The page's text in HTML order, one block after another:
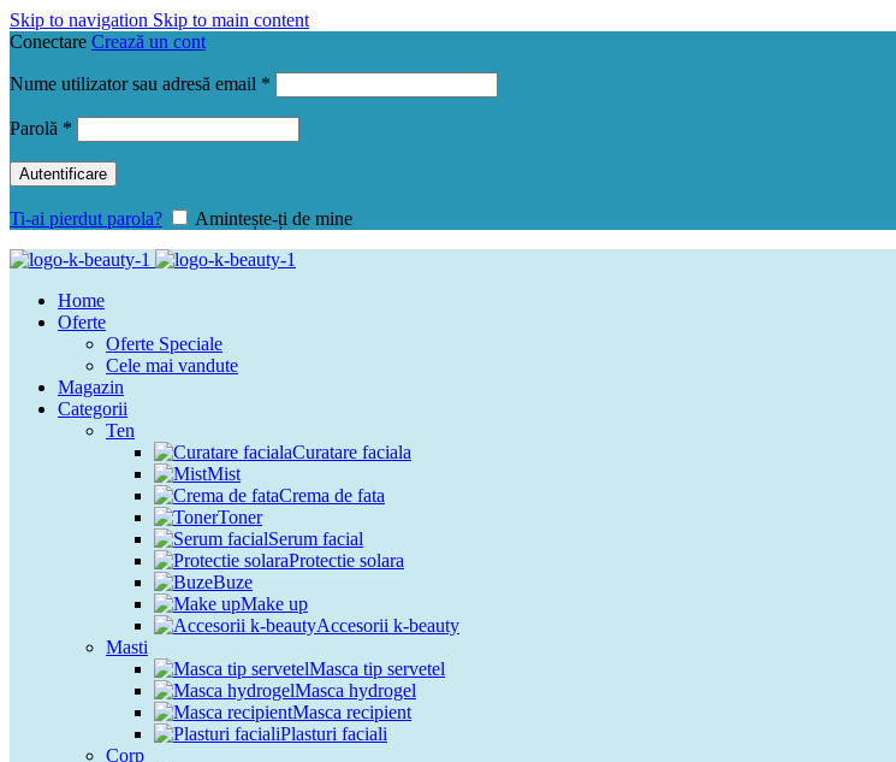
Skip to navigation Skip to main content
Conectare Crează un cont
Nume utilizator sau adresă email *
Parolă *
Autentificare
Ti-ai pierdut parola? Amintește-ți de mine
Home
Oferte
Oferte Speciale
Cele mai vandute
Magazin
Categorii
Ten
Curatare faciala
Mist
Crema de fata
Toner
Serum facial
Protectie solara
Buze
Make up
Accesorii k-beauty
Masti
Masca tip servetel
Masca hydrogel
Masca recipient
Plasturi faciali
Corp